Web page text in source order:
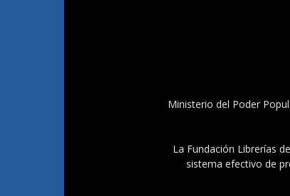
Ministerio del Poder
La Fundación Librerías
sistema efectivo de